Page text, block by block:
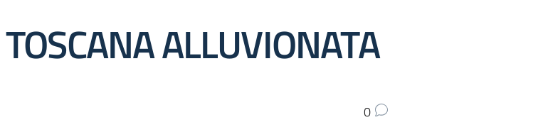
ALLUVIONATA
0